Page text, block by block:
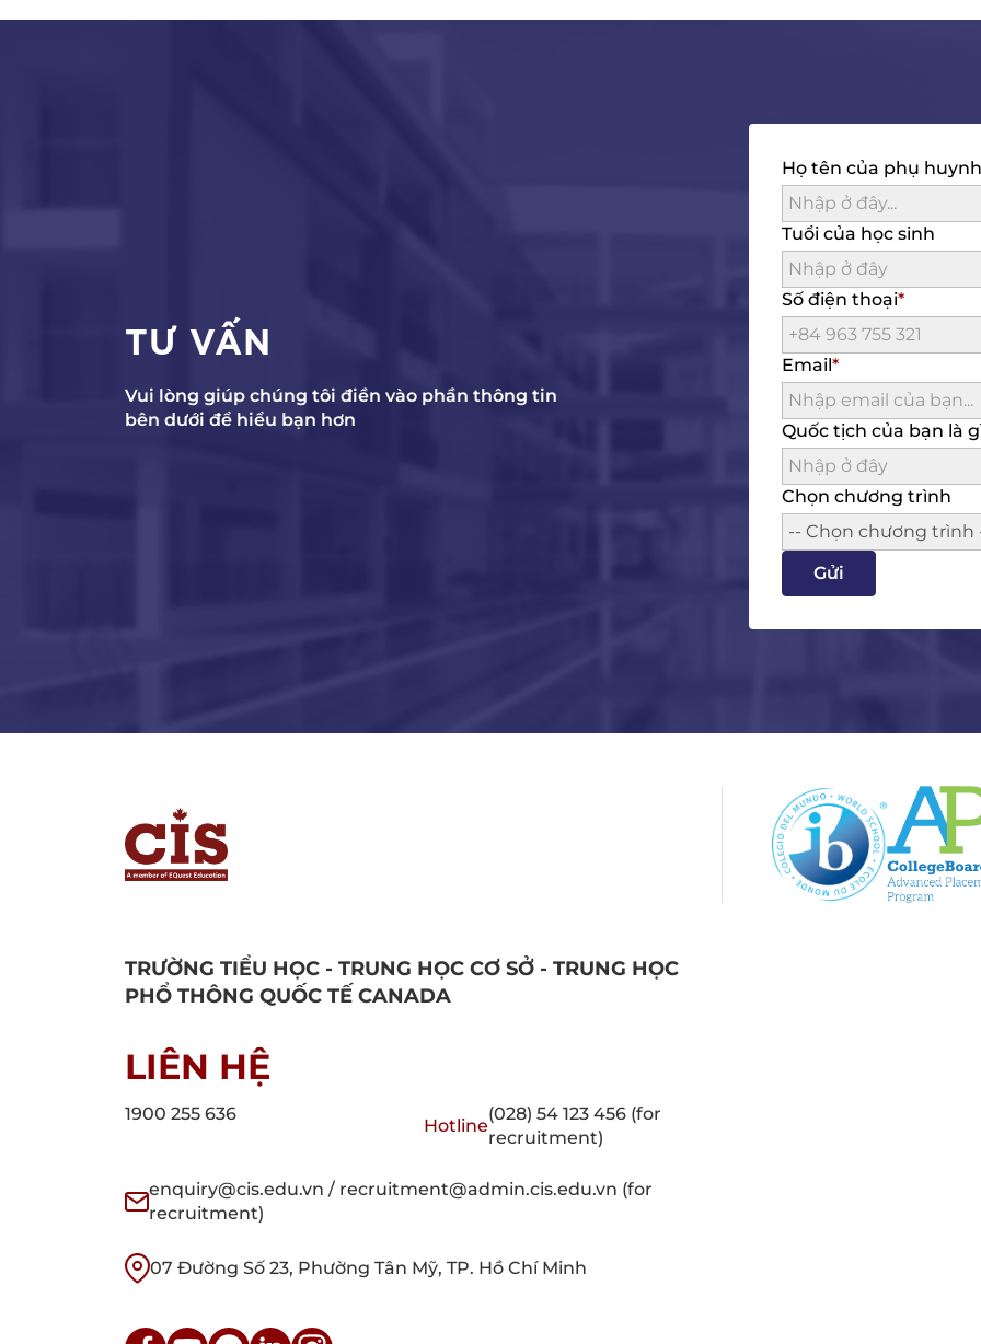
TƯ VẤN
Vui lòng giúp chúng tôi điền vào phần thông tin
bên dưới để hiểu bạn hơn
Họ tên của phụ huynh
Tuổi của học sinh
Số điện thoại
Email
Quốc tịch của bạn là
Chọn chương trình
-- Chọn chương trình
Gửi
TRƯỜNG TIỂU HỌC - TRUNG HỌC CƠ SỞ - TRUNG HỌC
PHỔ THÔNG QUỐC TẾ CANADA
LIÊN HỆ
1900 255 636
Hotline
(028) 54 123 456 (for
recruitment)
enquiry@cis.edu.vn / recruitment@admin.cis.edu.vn (for
recruitment)
07 Đường Số 23, Phường Tân Mỹ, TP. Hồ Chí Minh